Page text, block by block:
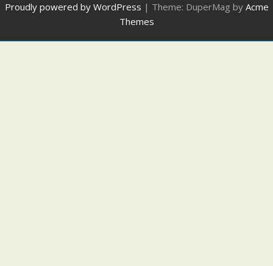
Proudly powered by WordPress | Theme: DuperMag by Acme
Themes